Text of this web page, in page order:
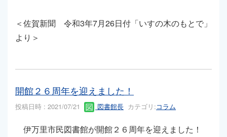
＜佐賀新聞 令和3年7月26日付「いすの木のもとで」
より＞
開館２６周年を迎えました！
投稿日時 : 2021/07/21 図書館長 カテゴリ:コラム
伊万里市民図書館が開館２６周年を迎えました！